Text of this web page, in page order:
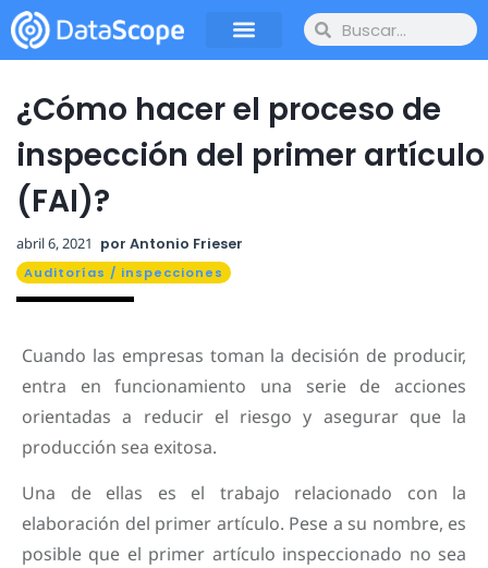
¿Cómo hacer el proceso de
inspección del primer artículo
(FAI)?
abril 6, 2021 por Antonio Frieser
Auditorías / inspecciones
Cuando las empresas toman la decisión de producir,
entra en funcionamiento una serie de acciones
orientadas a reducir el riesgo y asegurar que la
producción sea exitosa.
Una de ellas es el trabajo relacionado con la
elaboración del primer artículo. Pese a su nombre, es
posible que el primer artículo inspeccionado no sea